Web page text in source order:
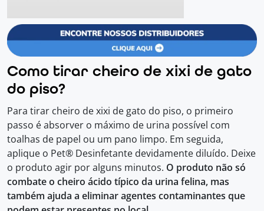
Como tirar cheiro de xixi de gato
do piso?
Para tirar cheiro de xixi de gato do piso, o primeiro
passo é absorver o máximo de urina possível com
toalhas de papel ou um pano limpo. Em seguida,
aplique o Pet® Desinfetante devidamente diluído. Deixe
o produto agir por alguns minutos. O produto não só
combate o cheiro ácido típico da urina felina, mas
também ajuda a eliminar agentes contaminantes que